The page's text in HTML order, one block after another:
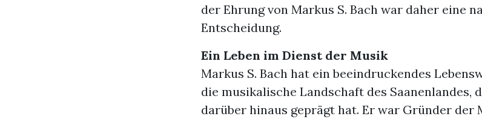
der Ehrung von Markus S. Bach war daher eine
Entscheidung.
Ein Leben im Dienst der Musik
Markus S. Bach hat ein beeindruckendes
die musikalische Landschaft des Saanenlandes,
darüber hinaus geprägt hat. Er war Gründer der